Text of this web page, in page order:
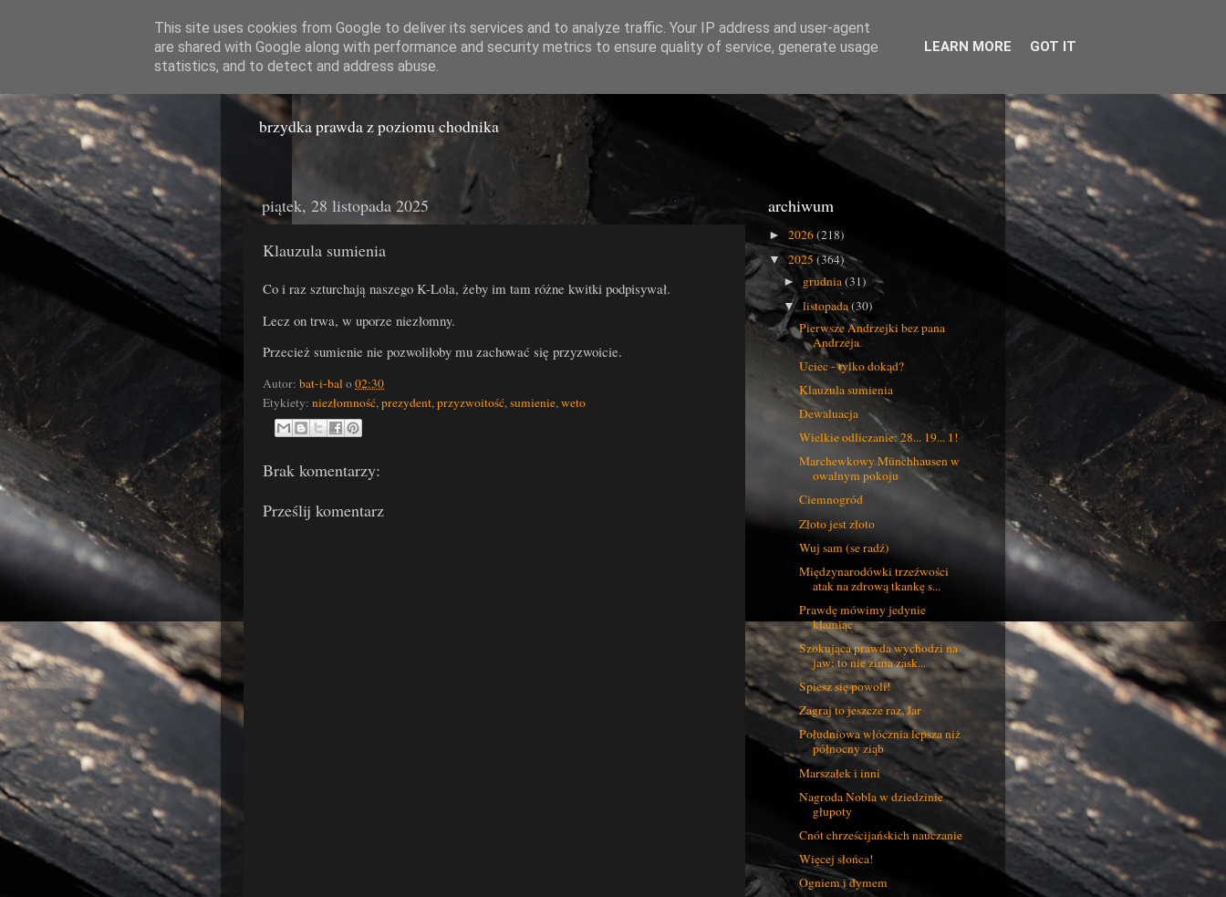
Miasto Gówna
brzydka prawda z poziomu chodnika
piątek, 28 listopada 2025
Klauzula sumienia
Co i raz szturchają naszego K-Lola, żeby im tam różne kwitki podpisywał.
Lecz on trwa, w uporze niezłomny.
Przecież sumienie nie pozwoliłoby mu zachować się przyzwoicie.
Autor: bat-i-balo02:30
Etykiety: niezłomność,prezydent,przyzwoitość,sumienie,weto
Brak komentarzy:
Prześlij komentarz
archiwum
► 2026(218)
▼2025(364)
► grudnia(31)
▼listopada(30)
Pierwsze Andrzejki bez pana
Andrzeja
Uciec - tylko dokąd?
Klauzula sumienia
Dewaluacja
Wielkie odliczanie: 28... 19... 1!
Marchewkowy Münchhausen w
owalnym pokoju
Ciemnogród
Złoto jest złoto
Wuj sam (se radź)
Międzynarodówki trzeźwości
atak na zdrową tkankę s...
Prawdę mówimy jedynie
kłamiąc
Szokująca prawda wychodzi na
jaw: to nie zima zask...
Spiesz się powoli!
Zagraj to jeszcze raz, Jar
Południowa włócznia lepsza niż
północny ziąb
Marszałek i inni
Nagroda Nobla w dziedzinie
głupoty
Cnót chrześcijańskich nauczanie
Więcej słońca!
Ogniem i dymem
This site uses cookies from Google to deliver its services and to analyze traffic. Your IP address and user-agent
are shared with Google along with performance and security metrics to ensure quality of service, generate usage
statistics, and to detect and address abuse.
LEARN MORE GOT IT